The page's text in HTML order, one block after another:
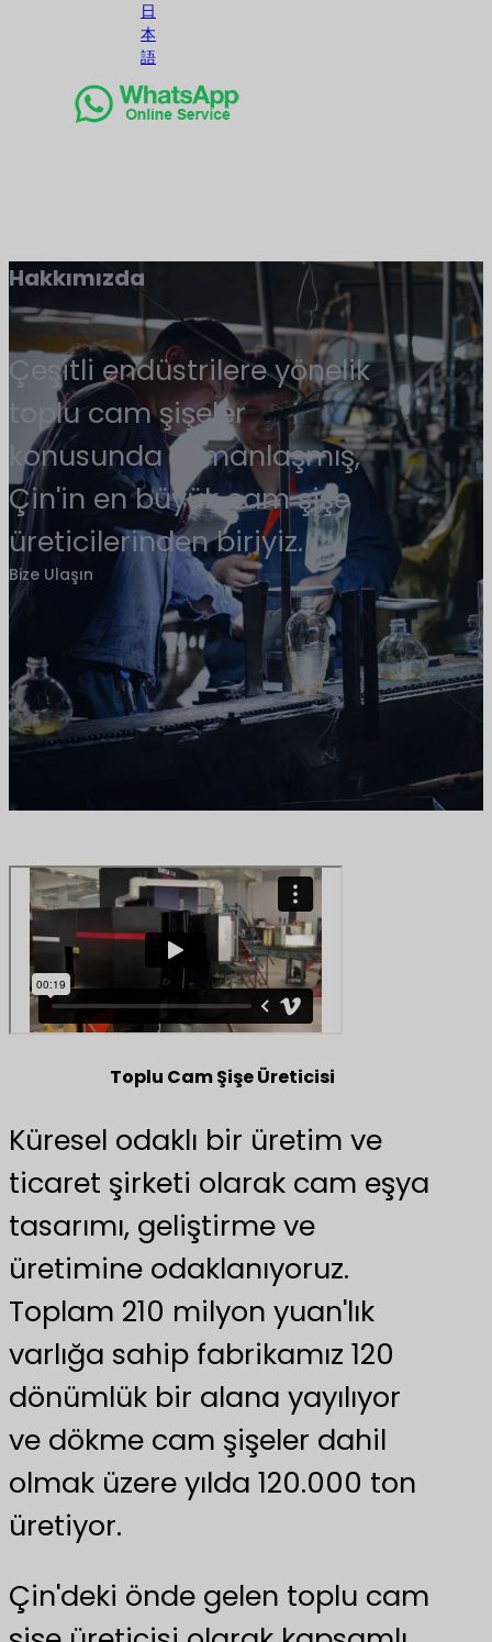
日
本
語
Hakkımızda
Çeşitli endüstrilere yönelik
toplu cam şişeler
konusunda uzmanlaşmış,
Çin'in en büyük cam şişe
üreticilerinden biriyiz.
Bize Ulaşın
Toplu Cam Şişe Üreticisi
Küresel odaklı bir üretim ve
ticaret şirketi olarak cam eşya
tasarımı, geliştirme ve
üretimine odaklanıyoruz.
Toplam 210 milyon yuan'lık
varlığa sahip fabrikamız 120
dönümlük bir alana yayılıyor
ve dökme cam şişeler dahil
olmak üzere yılda 120.000 ton
üretiyor.
Çin'deki önde gelen toplu cam